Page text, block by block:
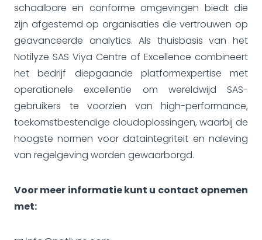
schaalbare en conforme omgevingen biedt die
zijn afgestemd op organisaties die vertrouwen op
geavanceerde analytics. Als thuisbasis van het
Notilyze SAS Viya Centre of Excellence combineert
het bedrijf diepgaande platformexpertise met
operationele excellentie om wereldwijd SAS-
gebruikers te voorzien van high-performance,
toekomstbestendige cloudoplossingen, waarbij de
hoogste normen voor dataintegriteit en naleving
van regelgeving worden gewaarborgd.
Voor meer informatie kunt u contact opnemen
met: